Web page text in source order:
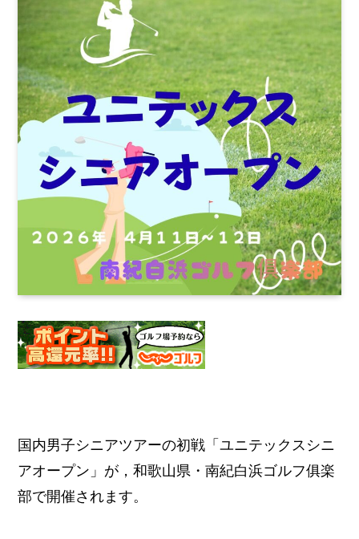
国内男子シニアツアーの初戦「ユニテックスシニ
アオープン」が，和歌山県・南紀白浜ゴルフ俱楽
部で開催されます。